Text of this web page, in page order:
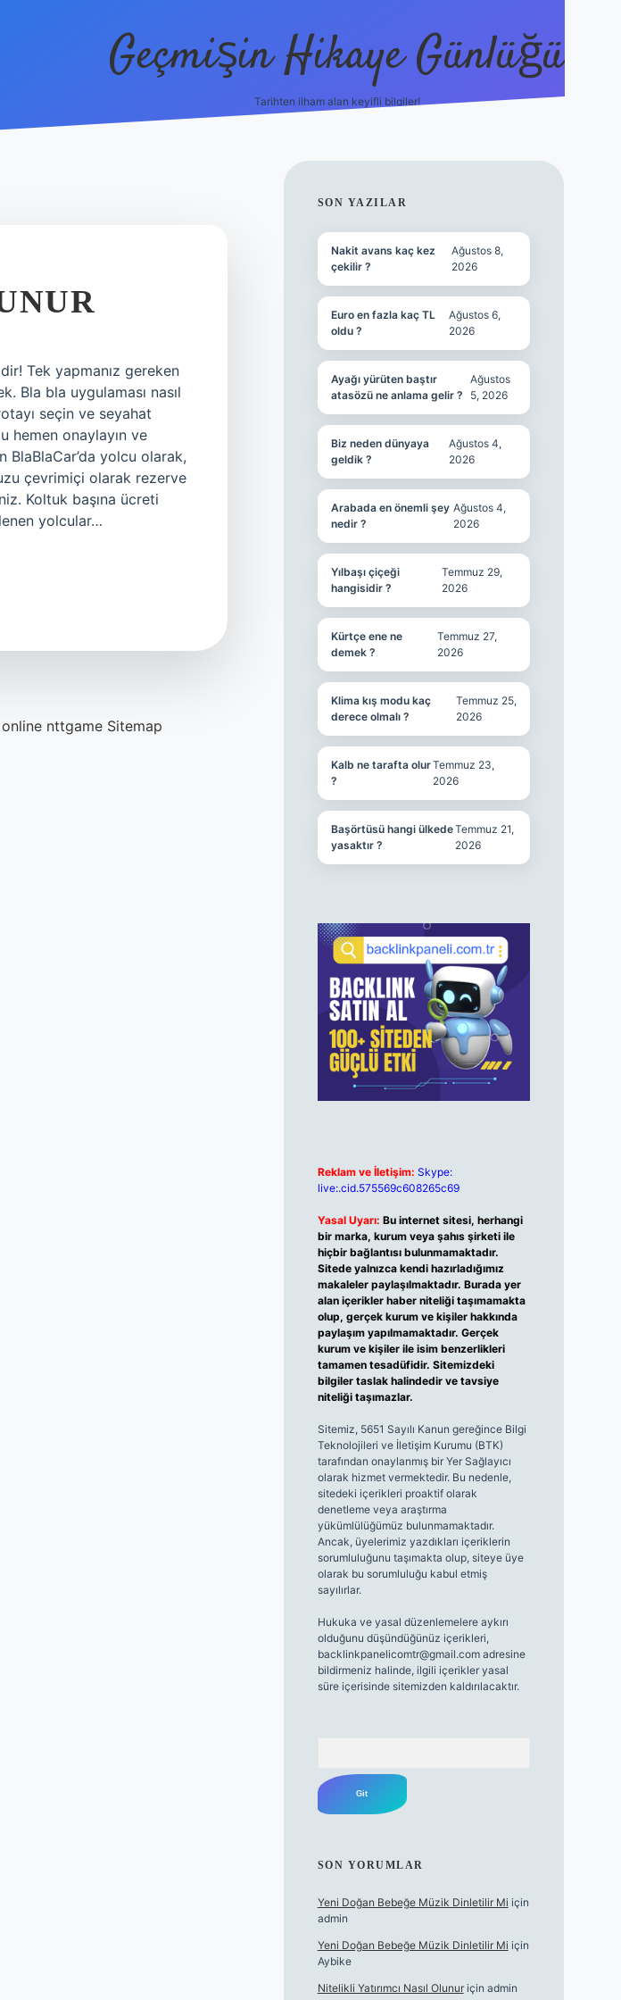
Geçmişin Hikaye Günlüğü
Tarihten ilham alan keyifli bilgiler!
Tek yapmanız gereken
Bla bla uygulaması nasıl
seçin ve seyahat
hemen onaylayın ve
BlaBlaCar’da yolcu olarak,
çevrimiçi olarak rezerve
Koltuk başına ücreti
yolcular…
nttgame Sitemap
SIDEBAR
SON YAZILAR
Nakit avans kaç kez
çekilir ?
Ağustos 8,
2026
Euro en fazla kaç TL
oldu ?
Ağustos 6,
2026
Ayağı yürüten baştır
atasözü ne anlama gelir ?
Ağustos
5, 2026
Biz neden dünyaya
geldik ?
Ağustos 4,
2026
Arabada en önemli şey
nedir ?
Ağustos 4,
2026
Yılbaşı çiçeği
hangisidir ?
Temmuz 29,
2026
Kürtçe ene ne
demek ?
Temmuz 27,
2026
Klima kış modu kaç
derece olmalı ?
Temmuz 25,
2026
Kalb ne tarafta olur
?
Temmuz 23,
2026
Başörtüsü hangi ülkede
yasaktır ?
Temmuz 21,
2026
Reklam ve İletişim: Skype:
live:.cid.575569c608265c69
Yasal Uyarı: Bu internet sitesi, herhangi
bir marka, kurum veya şahıs şirketi ile
hiçbir bağlantısı bulunmamaktadır.
Sitede yalnızca kendi hazırladığımız
makaleler paylaşılmaktadır. Burada yer
alan içerikler haber niteliği taşımamakta
olup, gerçek kurum ve kişiler hakkında
paylaşım yapılmamaktadır. Gerçek
kurum ve kişiler ile isim benzerlikleri
tamamen tesadüfidir. Sitemizdeki
bilgiler taslak halindedir ve tavsiye
niteliği taşımazlar.
Sitemiz, 5651 Sayılı Kanun gereğince Bilgi
Teknolojileri ve İletişim Kurumu (BTK)
tarafından onaylanmış bir Yer Sağlayıcı
olarak hizmet vermektedir. Bu nedenle,
sitedeki içerikleri proaktif olarak
denetleme veya araştırma
yükümlülüğümüz bulunmamaktadır.
Ancak, üyelerimiz yazdıkları içeriklerin
sorumluluğunu taşımakta olup, siteye üye
olarak bu sorumluluğu kabul etmiş
sayılırlar.
Hukuka ve yasal düzenlemelere aykırı
olduğunu düşündüğünüz içerikleri,
backlinkpanelicomtr@gmail.comadresine
bildirmeniz halinde, ilgili içerikler yasal
süre içerisinde sitemizden kaldırılacaktır.
SON YORUMLAR
Yeni Doğan Bebeğe Müzik Dinletilir Mi için
admin
Yeni Doğan Bebeğe Müzik Dinletilir Mi için
Aybike
Nitelikli Yatırımcı Nasıl Olunuriçin admin
betbox giriş